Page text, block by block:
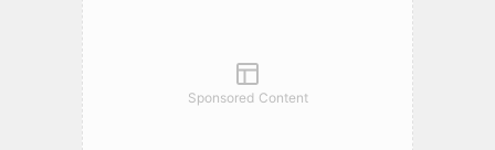
Sponsored Content